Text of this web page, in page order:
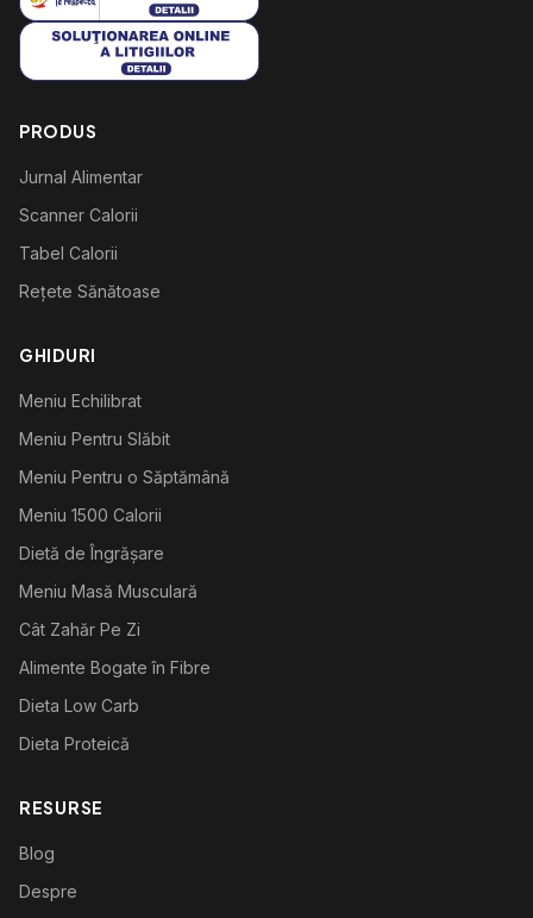
PRODUS
Jurnal Alimentar
Scanner Calorii
Tabel Calorii
Rețete Sănătoase
GHIDURI
Meniu Echilibrat
Meniu Pentru Slăbit
Meniu Pentru o Săptămână
Meniu 1500 Calorii
Dietă de Îngrășare
Meniu Masă Musculară
Cât Zahăr Pe Zi
Alimente Bogate în Fibre
Dieta Low Carb
Dieta Proteică
RESURSE
Blog
Despre